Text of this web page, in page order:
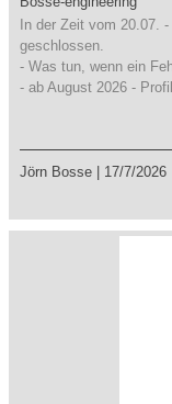
In der Zeit vom 20.07.
geschlossen.
- Was tun, wenn ein
- ab August 2026 -
Jörn Bosse
17/7/2026